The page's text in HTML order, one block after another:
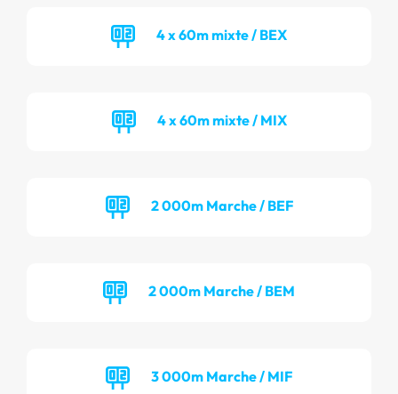
4 x 60m mixte / BEX
4 x 60m mixte / MIX
2 000m Marche / BEF
2 000m Marche / BEM
3 000m Marche / MIF